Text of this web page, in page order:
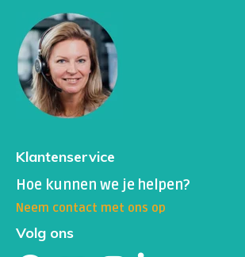
Hepatitis C al. (anti-HCV)
HIV1+2 al. (anti-HIV 1+2)
Als je in het buitenland een IVF
kan het ook zijn dat de volgende testen
worden:
bloedgroep en rhesus
varizella zoster
rubella (rode hond)
(Je kunt jouw test uitbreiden door ook
onderzoeken aan het winkelwagentje
Klantenservice
Hoe kunnen we je helpen?
Neem contact met ons op
Volg ons